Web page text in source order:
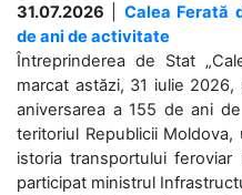
31.07.2026
Calea Ferată
de ani de activitate
Întreprinderea de Stat
marcat astăzi, 31 iulie
aniversarea a 155 de ani
teritoriul Republicii
istoria transportului
participat ministrul